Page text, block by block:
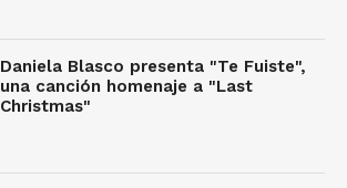
Daniela Blasco presenta "Te Fuiste",
una canción homenaje a "Last
Christmas"